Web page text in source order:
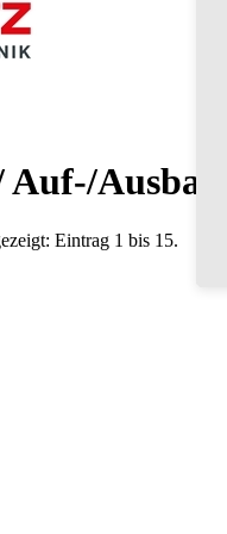
Auf-/
Eintrag 1 bis 15.